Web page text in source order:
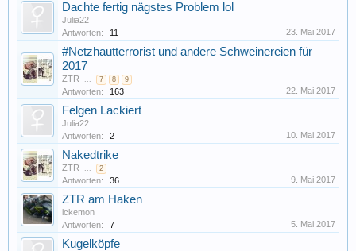
Dachte fertig nägstes Problem lol
Julia22
Antworten:
11 23. Mai 2017
#Netzhautterrorist und andere Schweinereien für
2017
ZTR ... 7 8 9
Antworten: 163 22. Mai 2017
Felgen Lackiert
Julia22
Antworten:
2 10. Mai 2017
Nakedtrike
ZTR ... 2
Antworten: 36 9. Mai 2017
ZTR am Haken
ickemon
Antworten:
7 5. Mai 2017
Kugelköpfe